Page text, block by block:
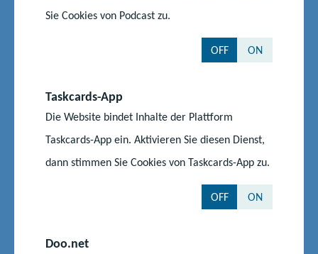
Sie Cookies von Podcast zu.
OFF ON
Taskcards-App
Die Website bindet Inhalte der Plattform
Taskcards-App ein. Aktivieren Sie diesen Dienst,
dann stimmen Sie Cookies von Taskcards-App zu.
OFF ON
Doo.net
E-Mail senden
Lisa-Marie Marz
Geschäftsstelle des Landeselternrats beim